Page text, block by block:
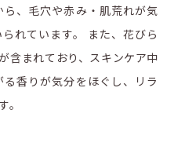
、毛穴や赤み・肌荒れが気
れています。 また、花びら
含まれており、スキンケア中
香りが気分をほぐし、リラ